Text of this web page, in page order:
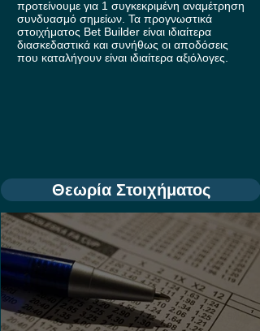
προτείνουμε για 1 συγκεκριμένη αναμέτρηση
συνδυασμό σημείων. Τα προγνωστικά
στοιχήματος Bet Builder είναι ιδιαίτερα
διασκεδαστικά και συνήθως οι αποδόσεις
που καταλήγουν είναι ιδιαίτερα αξιόλογες.
Θεωρία Στοιχήματος